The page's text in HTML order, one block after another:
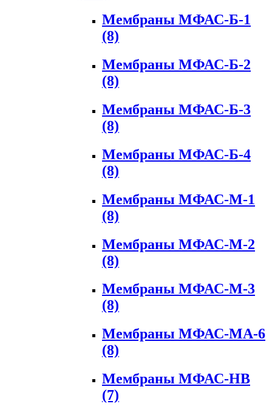
Мембраны МФАС-Б-1
(8)
Мембраны МФАС-Б-2
(8)
Мембраны МФАС-Б-3
(8)
Мембраны МФАС-Б-4
(8)
Мембраны МФАС-М-1
(8)
Мембраны МФАС-М-2
(8)
Мембраны МФАС-М-3
(8)
Мембраны МФАС-МА-6
(8)
Мембраны МФАС-НВ
(7)